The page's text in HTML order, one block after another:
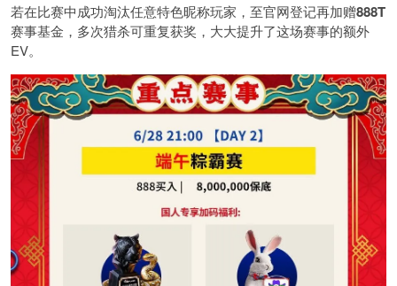
若在比赛中成功淘汰任意特色昵称玩家，至官网登记再加赠888T
赛事基金，多次猎杀可重复获奖，大大提升了这场赛事的额外
EV。